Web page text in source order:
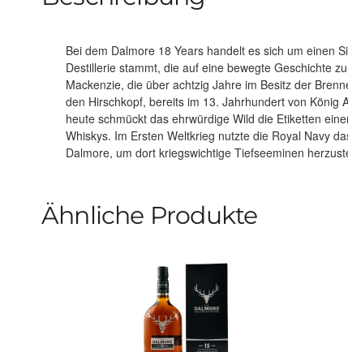
Bei dem Dalmore 18 Years handelt es sich um einen
Destillerie stammt, die auf eine bewegte Geschichte
Mackenzie, die über achtzig Jahre im Besitz der
den Hirschkopf, bereits im 13. Jahrhundert von König
heute schmückt das ehrwürdige Wild die Etiketten
Whiskys. Im Ersten Weltkrieg nutzte die Royal Navy
Dalmore, um dort kriegswichtige Tiefseeminen
geschuldet, dass die gesamte Destillerie während
beträchtliche Schäden erleiden musste und auf lange
1922 nahm man die Produktion wieder auf. Der
Whisky-Hersteller Gregg Glass und seinem Team
ehemaligen Bourbonfässern aus
Ähnliche Produkte